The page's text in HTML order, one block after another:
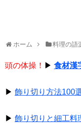
ホーム 料理の語
頭の体操！ ▶ 食材漢
▶ 飾り切り方法100
▶ 飾り切りと細工料